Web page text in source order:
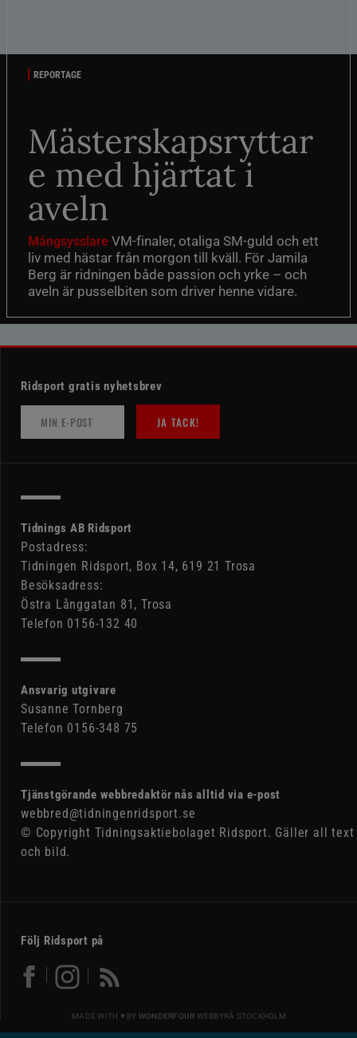
REPORTAGE
Mästerskapsryttar
e med hjärtat i
aveln
Mångsysslare VM-finaler, otaliga SM-guld och ett
liv med hästar från morgon till kväll. För Jamila
Berg är ridningen både passion och yrke – och
aveln är pusselbiten som driver henne vidare.
Ridsport gratis nyhetsbrev
JA TACK!
Tidnings AB Ridsport
Postadress:
Tidningen Ridsport, Box 14, 619 21 Trosa
Besöksadress:
Östra Långgatan 81, Trosa
Telefon 0156-132 40
Ansvarig utgivare
Susanne Tornberg
Telefon 0156-348 75
Tjänstgörande webbredaktör nås alltid via e-post
webbred@tidningenridsport.se
© Copyright Tidningsaktiebolaget Ridsport. Gäller all text
och bild.
Följ Ridsport på
MADE WITH ♥ BY WONDERFOUR WEBBYRÅ STOCKHOLM